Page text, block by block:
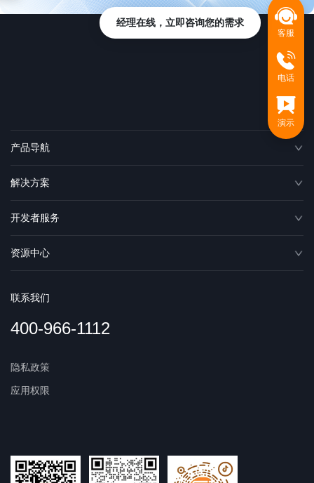
产品导航
解决方案
开发者服务
资源中心
联系我们
400-966-1112
隐私政策
应用权限
客服
电话
演示
经理在线，立即咨询您的需求